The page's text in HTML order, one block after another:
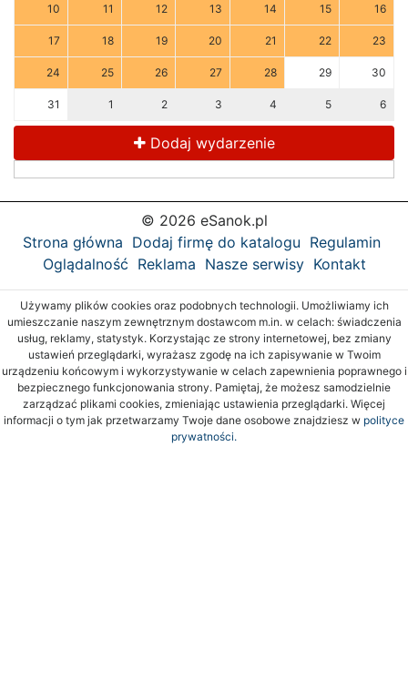
10 11 12 13 14 15 16
17 18 19 20 21 22 23
24 25 26 27 28 29 30
31 1 2 3 4 5 6
Dodaj wydarzenie
© 2026 eSanok.pl
Strona główna Dodaj firmę do katalogu Regulamin
Oglądalność Reklama Nasze serwisy Kontakt
Używamy plików cookies oraz podobnych technologii. Umożliwiamy ich
umieszczanie naszym zewnętrznym dostawcom m.in. w celach: świadczenia
usług, reklamy, statystyk. Korzystając ze strony internetowej, bez zmiany
ustawień przeglądarki, wyrażasz zgodę na ich zapisywanie w Twoim
urządzeniu końcowym i wykorzystywanie w celach zapewnienia poprawnego i
bezpiecznego funkcjonowania strony. Pamiętaj, że możesz samodzielnie
zarządzać plikami cookies, zmieniając ustawienia przeglądarki. Więcej
informacji o tym jak przetwarzamy Twoje dane osobowe znajdziesz w polityce
prywatności.